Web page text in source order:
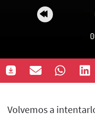
Volvemos a